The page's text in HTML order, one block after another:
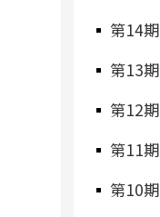
第14期
第13期
第12期
第11期
第10期